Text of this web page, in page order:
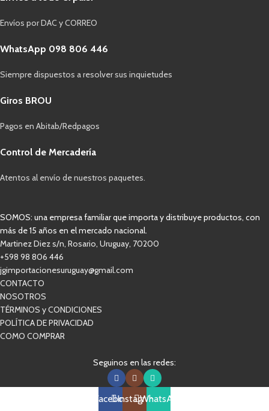
Envíos por DAC y CORREO
WhatsApp 098 806 446
Siempre dispuestos a resolver sus inquietudes
Giros BROU
Pagos en Abitab/Redpagos
Control de Mercadería
Atentos al envío de nuestros paquetes.
SOMOS: una empresa familiar que importa y distribuye productos, con
más de 15 años en el mercado nacional.
Martinez Diez s/n, Rosario, Uruguay, 70200
+598 98 806 446
jgimportacionesuruguay@gmail.com
CONTACTO
NOSOTROS
TÉRMINOS y CONDICIONES
POLÍTICA DE PRIVACIDAD
COMO COMPRAR
Seguinos en las redes:
FacebookInstagramWhatsApp